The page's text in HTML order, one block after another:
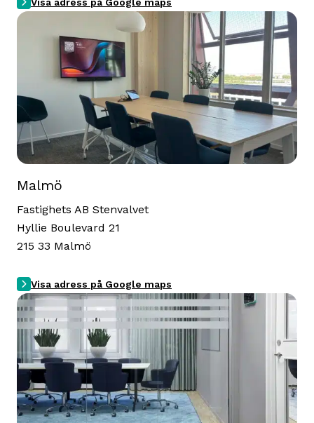
Malmö
Fastighets AB Stenvalvet
Hyllie Boulevard 21
215 33 Malmö
Visa adress på Google maps